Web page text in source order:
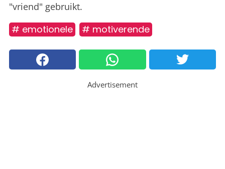
"vriend" gebruikt.
# emotionele # motiverende
Advertisement